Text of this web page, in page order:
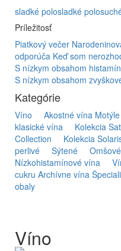
sladké polosladké
Príležitosť
Piatkový večer
odporúča Keď som
S nízkym obsahom
S nízkym obsahom
Kategórie
Víno Akostné vína Motýle
klasické vína
Kolekcia
Collection
Kolekcia
perlivé
Sýtené Omšové
Nízkohistamínové vína
cukru Archívne vína
obaly
Víno